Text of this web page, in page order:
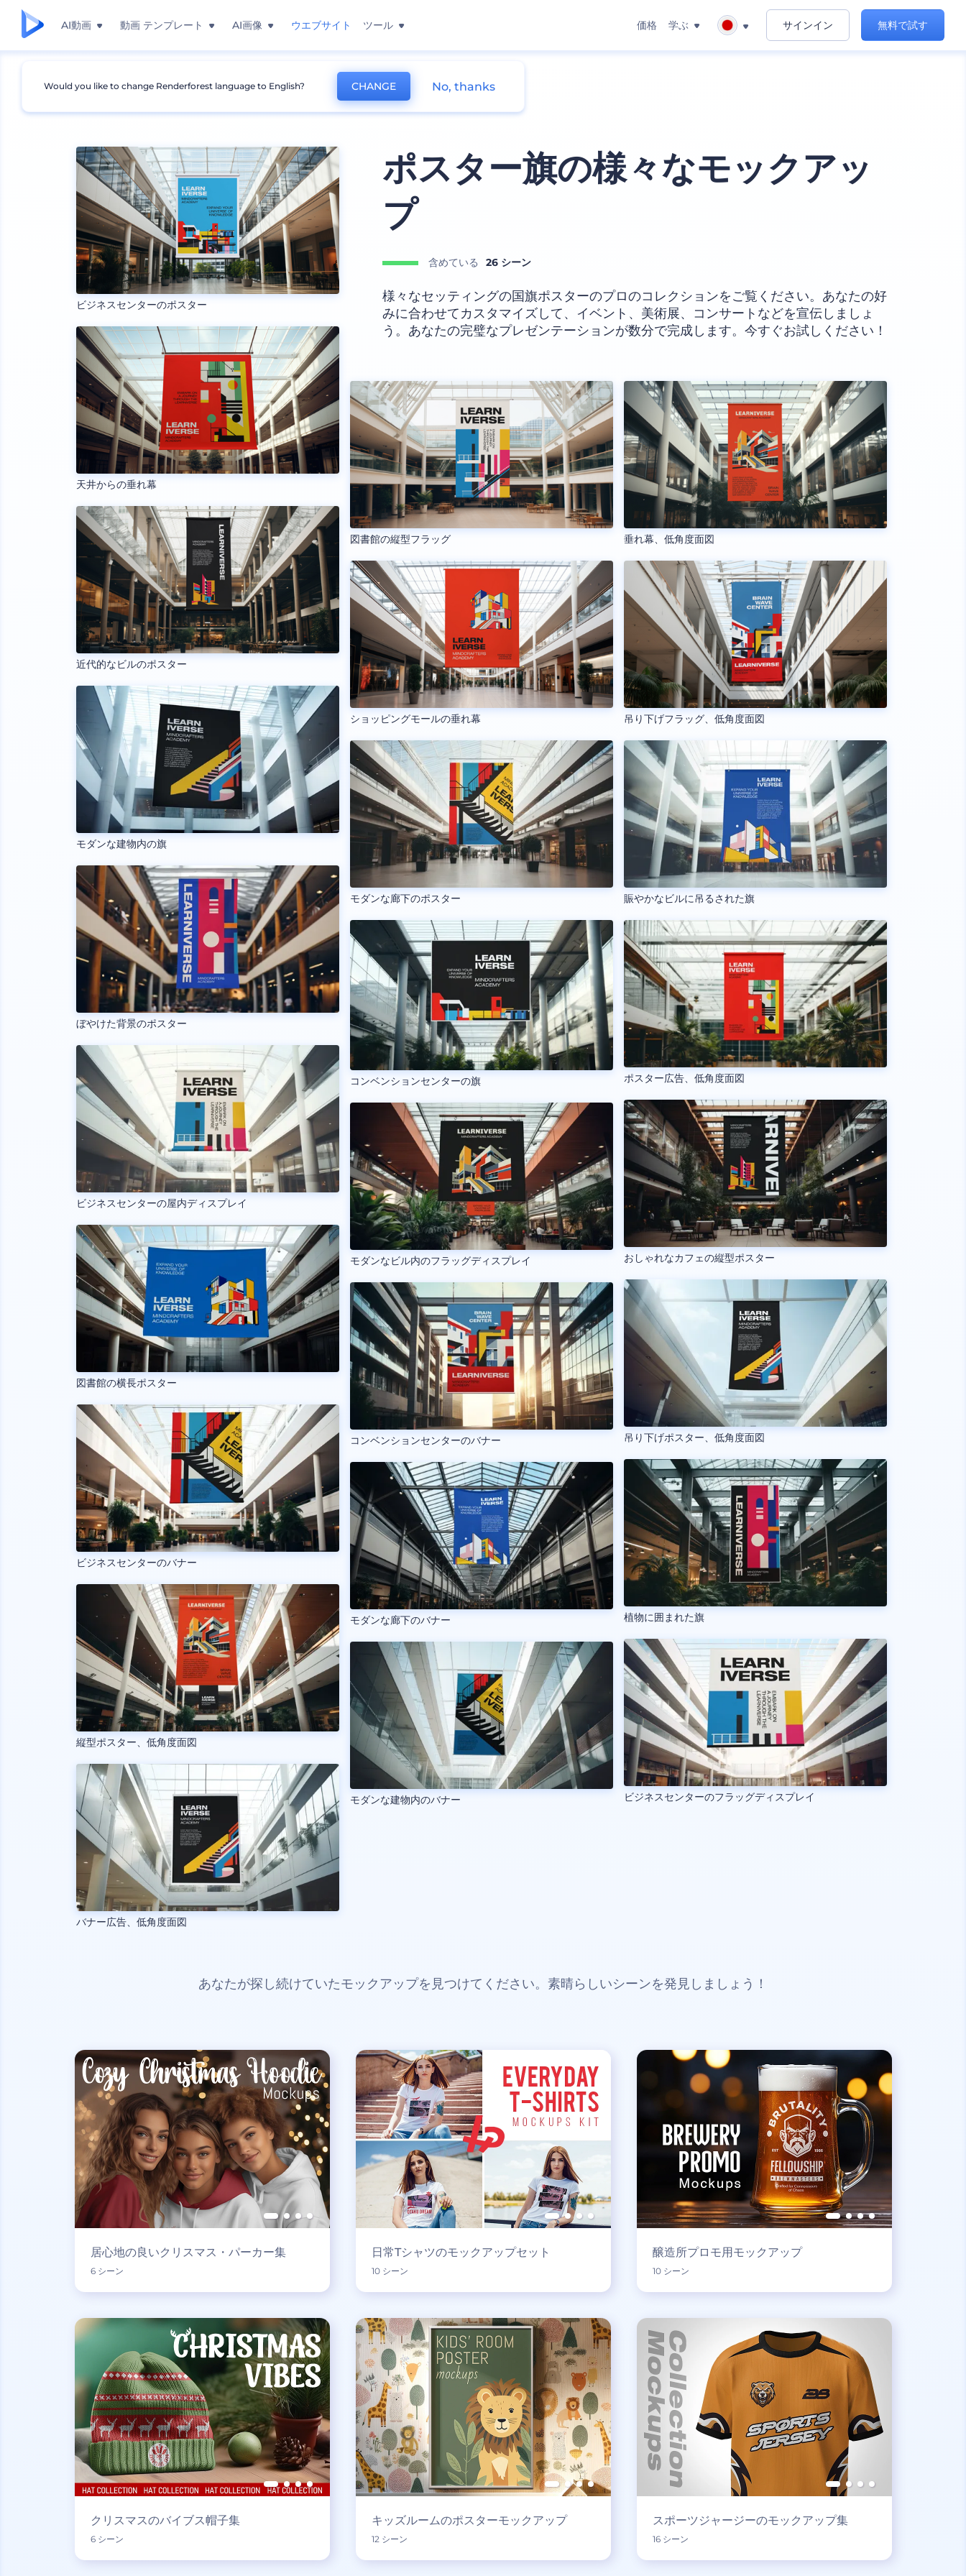
AI動画 動画 テンプレート AI画像 ウエブサイト ツール 価格 学ぶ サインイン 無料で試す
モックアップ ブランディング ポスターのモックアップ
ビジネスセンターのポスター
天井からの垂れ幕
近代的なビルのポスター
モダンな建物内の旗
ぼやけた背景のポスター
ビジネスセンターの屋内ディスプレイ
図書館の横長ポスター
ビジネスセンターのバナー
縦型ポスター、低角度面図
バナー広告、低角度面図
ポスター旗の様々なモックアッ
プ
含めている 26 シーン
様々なセッティングの国旗ポスターのプロのコレクションをご覧ください。あなたの好
みに合わせてカスタマイズして、イベント、美術展、コンサートなどを宣伝しましょ
う。あなたの完璧なプレゼンテーションが数分で完成します。今すぐお試しください！
図書館の縦型フラッグ
ショッピングモールの垂れ幕
モダンな廊下のポスター
コンベンションセンターの旗
モダンなビル内のフラッグディスプレイ
コンベンションセンターのバナー
モダンな廊下のバナー
モダンな建物内のバナー
垂れ幕、低角度面図
吊り下げフラッグ、低角度面図
賑やかなビルに吊るされた旗
ポスター広告、低角度面図
おしゃれなカフェの縦型ポスター
吊り下げポスター、低角度面図
植物に囲まれた旗
ビジネスセンターのフラッグディスプレイ
あなたが探し続けていたモックアップを見つけてください。素晴らしいシーンを発見しましょう！
居心地の良いクリスマス・パーカー集
6 シーン
日常Tシャツのモックアップセット
10 シーン
醸造所プロモ用モックアップ
10 シーン
クリスマスのバイブス帽子集
6 シーン
キッズルームのポスターモックアップ
12 シーン
スポーツジャージーのモックアップ集
16 シーン
Would you like to change Renderforest language to English? CHANGE No, thanks